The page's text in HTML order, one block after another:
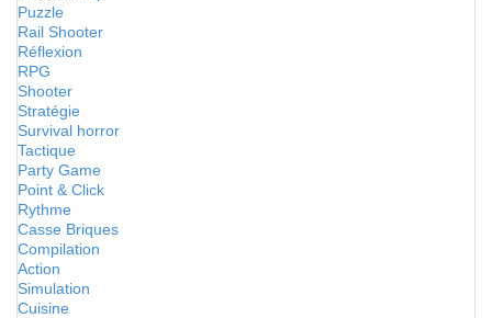
Puzzle
Rail Shooter
Réflexion
RPG
Shooter
Stratégie
Survival horror
Tactique
Party Game
Point & Click
Rythme
Casse Briques
Compilation
Action
Simulation
Cuisine